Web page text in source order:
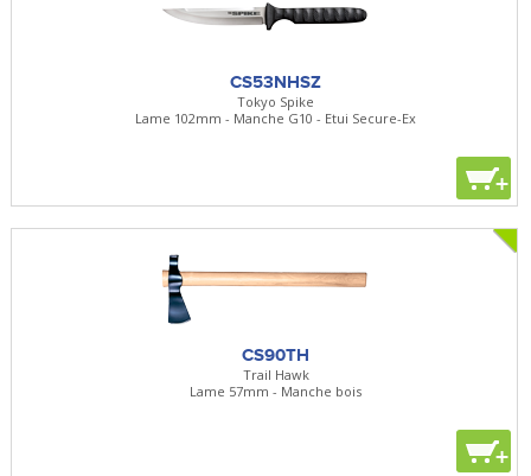
CS53NHSZ
Tokyo Spike
Lame 102mm - Manche G10 - Etui Secure-Ex
+
CS90TH
Trail Hawk
Lame 57mm - Manche bois
+